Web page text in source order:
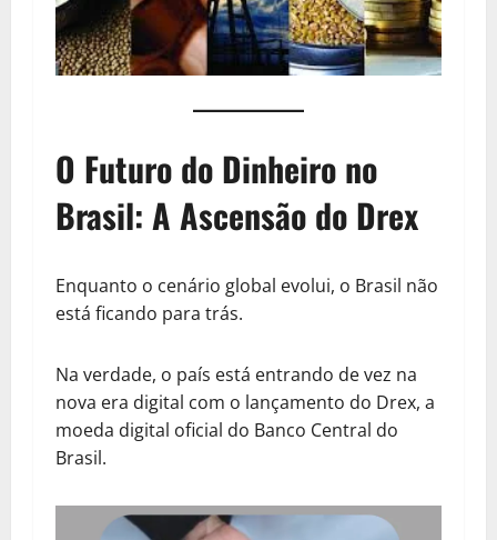
O Futuro do Dinheiro no
Brasil: A Ascensão do Drex
Enquanto o cenário global evolui, o Brasil não
está ficando para trás.
Na verdade, o país está entrando de vez na
nova era digital com o lançamento do Drex, a
moeda digital oficial do Banco Central do
Brasil.